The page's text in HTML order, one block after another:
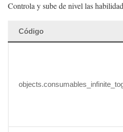
Controla y sube de nivel las
Código